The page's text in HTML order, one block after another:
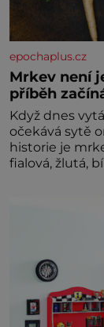
epochaplus.cz
Mrkev není
příběh
Když dnes
očekává sytě
historie je
fialová, žlutá,
nedokážeme